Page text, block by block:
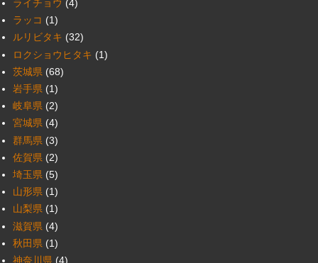
ライチョウ (4)
ラッコ (1)
ルリビタキ (32)
ロクショウヒタキ (1)
茨城県 (68)
岩手県 (1)
岐阜県 (2)
宮城県 (4)
群馬県 (3)
佐賀県 (2)
埼玉県 (5)
山形県 (1)
山梨県 (1)
滋賀県 (4)
秋田県 (1)
神奈川県 (4)